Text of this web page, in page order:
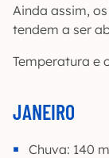
Ainda assim,
tendem a ser
Temperatura e
JANEIRO
Chuva: 140